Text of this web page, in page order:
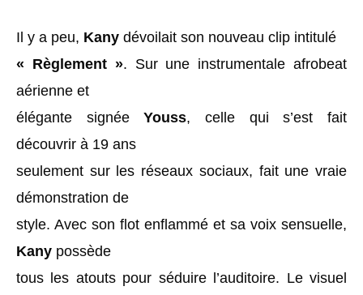
Il y a peu, Kany dévoilait son nouveau clip intitulé
« Règlement ». Sur une instrumentale afrobeat
aérienne et
élégante signéeYouss, celle qui s’est fait
découvrir à 19 ans
seulement sur les réseaux sociaux, fait une vraie
démonstration de
style. Avec son flot enflammé et sa voix sensuelle,
Kany possède
tous les atouts pour séduire l’auditoire. Le visuel